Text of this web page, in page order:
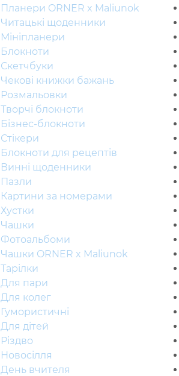
Планери ORNER x Maliunok
Читацькі щоденники
Мініпланери
Блокноти
Скетчбуки
Чекові книжки бажань
Розмальовки
Творчі блокноти
Бізнес-блокноти
Стiкери
Блокноти для рецептів
Винні щоденники
Пазли
Картини за номерами
Хустки
Чашки
Фотоальбоми
Чашки ORNER x Maliunok
Тарілки
Для пари
Для колег
Гумористичні
Для дітей
Різдво
Новосілля
День вчителя